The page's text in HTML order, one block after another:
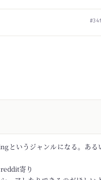
というジャンルになる。あ
寄り